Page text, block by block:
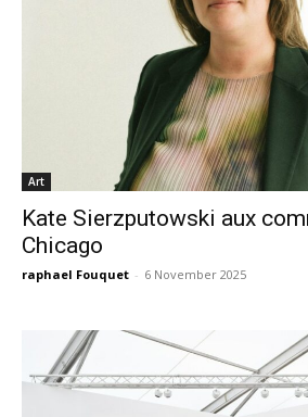
Art
Kate Sierzputowski aux
Chicago
raphael Fouquet - 6 November 2025